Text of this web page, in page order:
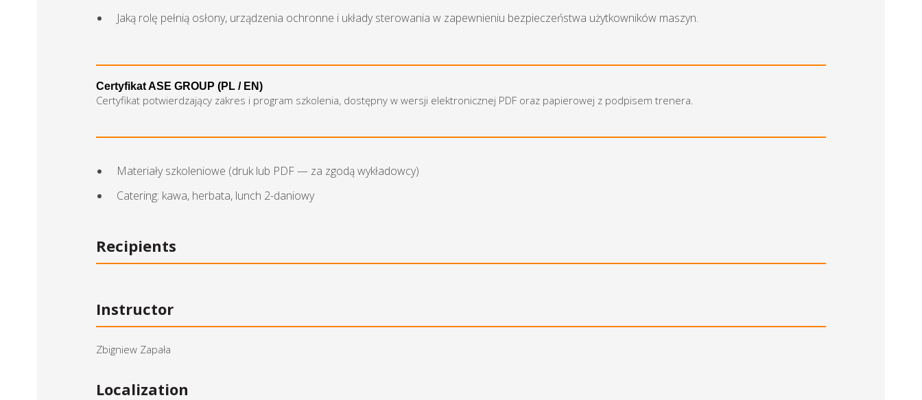
Jaką rolę pełnią osłony, urządzenia ochronne i układy sterowania w zapewnieniu bezpieczeństwa użytkowników maszyn.
Certyfikat ASE GROUP (PL / EN)
Certyfikat potwierdzający zakres i program szkolenia, dostępny w wersji elektronicznej PDF oraz papierowej z podpisem trenera.
Materiały szkoleniowe (druk lub PDF — za zgodą wykładowcy)
Catering: kawa, herbata, lunch 2-daniowy
Recipients
Instructor
Zbigniew Zapała
Localization